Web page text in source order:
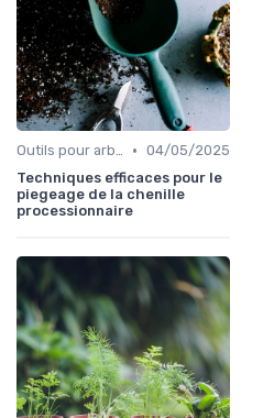
Outils pour arbres et arbustes • 04/05/2025
Techniques efficaces pour le
piegeage de la chenille
processionnaire